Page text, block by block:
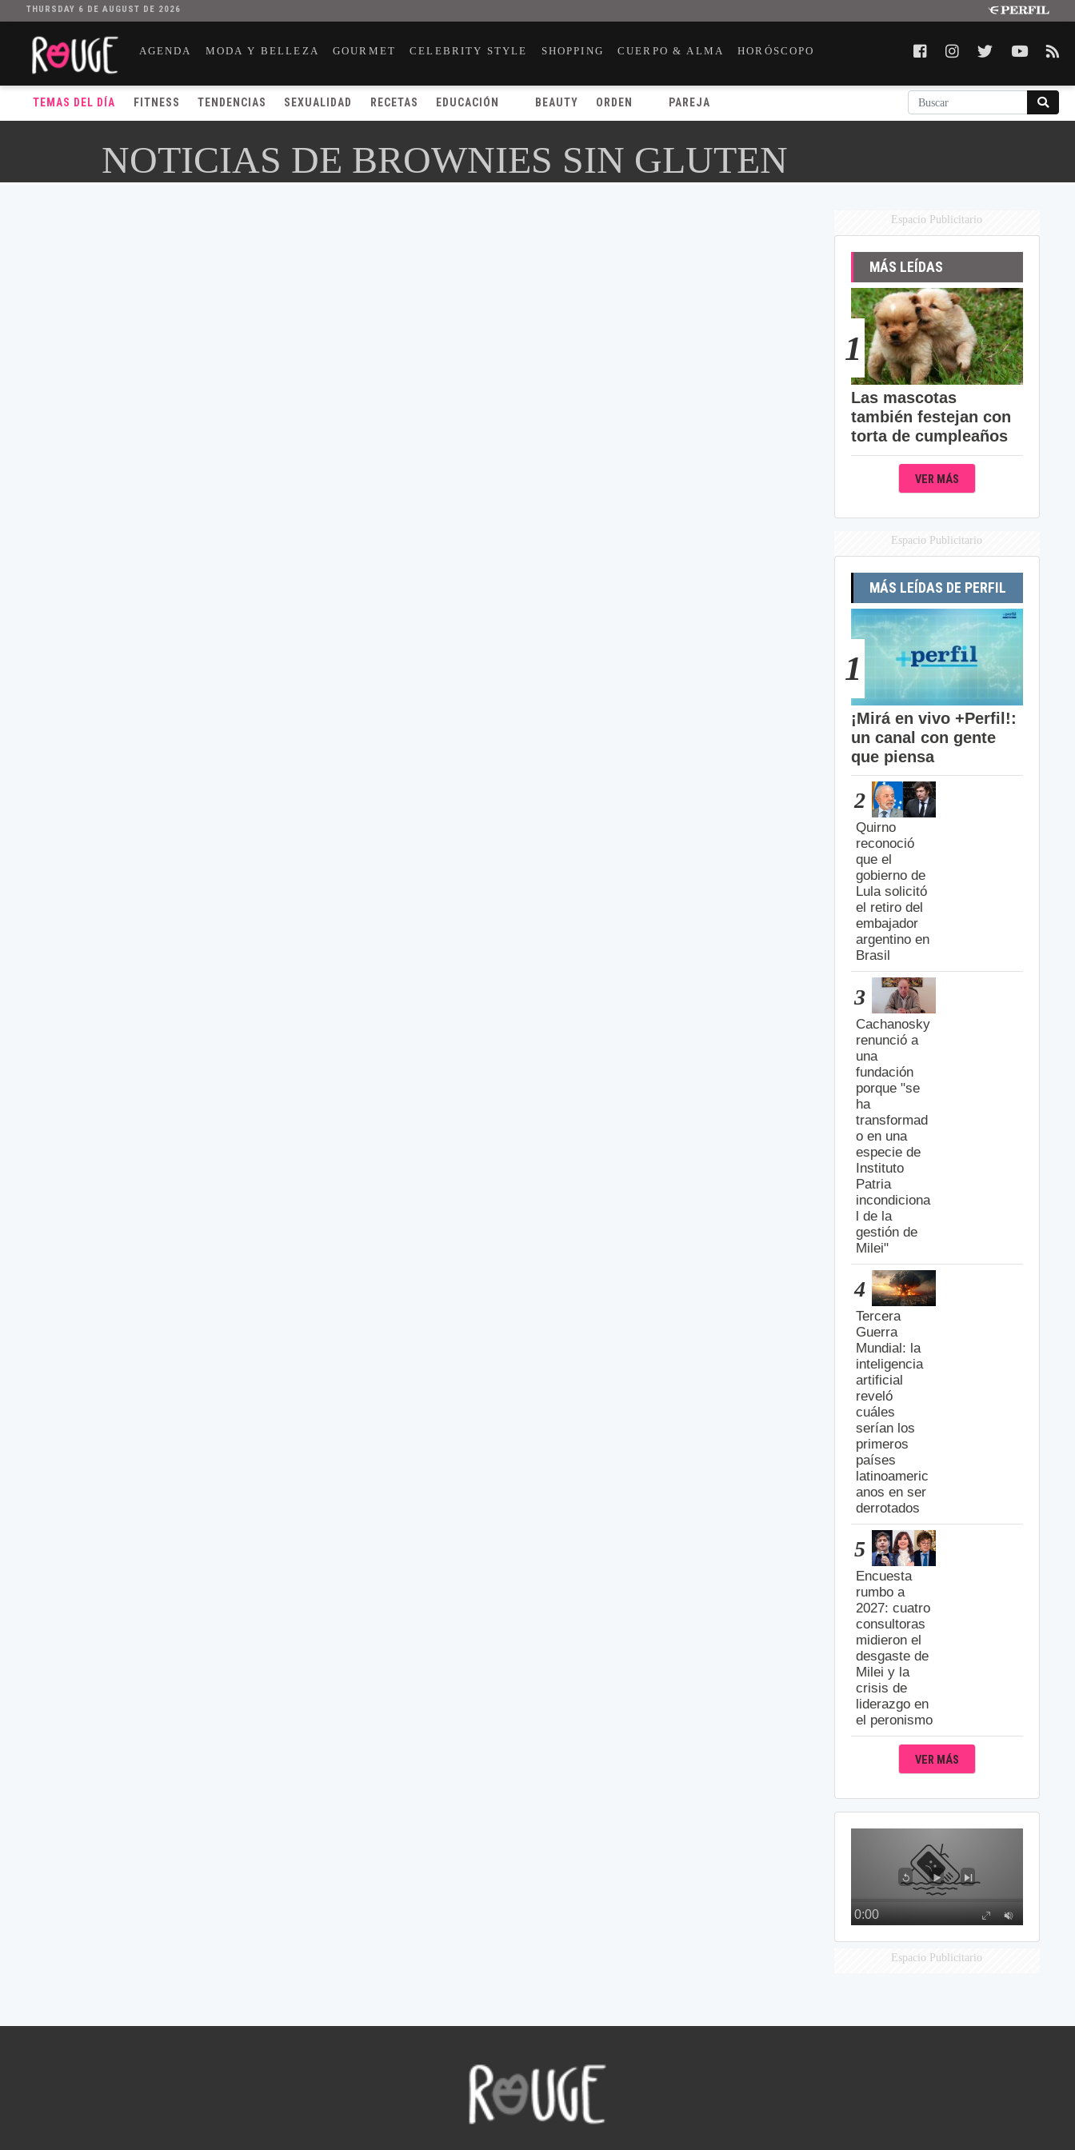
THURSDAY 6 DE AUGUST DE 2026
AGENDA MODA Y BELLEZA GOURMET CELEBRITY STYLE SHOPPING CUERPO & ALMA HORÓSCOPO
TEMAS DEL DÍA FITNESS TENDENCIAS SEXUALIDAD RECETAS EDUCACIÓN BEAUTY ORDEN PAREJA
NOTICIAS DE BROWNIES SIN GLUTEN
Espacio Publicitario
MÁS LEÍDAS
1
Las mascotas
también festejan con
torta de cumpleaños
VER MÁS
Espacio Publicitario
MÁS LEÍDAS DE PERFIL
1
¡Mirá en vivo +Perfil!:
un canal con gente
que piensa
2
Quirno
reconoció
que el
gobierno de
Lula solicitó
el retiro del
embajador
argentino en
Brasil
3
Cachanosky
renunció a
una
fundación
porque "se
ha
transformad
o en una
especie de
Instituto
Patria
incondiciona
l de la
gestión de
Milei"
4
Tercera
Guerra
Mundial: la
inteligencia
artificial
reveló
cuáles
serían los
primeros
países
latinoameric
anos en ser
derrotados
5
Encuesta
rumbo a
2027: cuatro
consultoras
midieron el
desgaste de
Milei y la
crisis de
liderazgo en
el peronismo
VER MÁS
Espacio Publicitario